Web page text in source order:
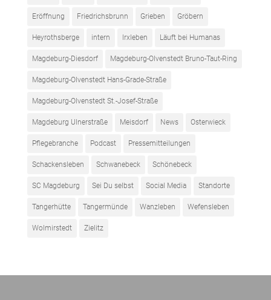
Eröffnung Friedrichsbrunn Grieben Gröbern
Heyrothsberge intern Irxleben Läuft bei Humanas
Magdeburg-Diesdorf Magdeburg-Olvenstedt Bruno-Taut-Ring
Magdeburg-Olvenstedt Hans-Grade-Straße
Magdeburg-Olvenstedt St.-Josef-Straße
Magdeburg Ulnerstraße Meisdorf News Osterwieck
Pflegebranche Podcast Pressemitteilungen
Schackensleben Schwanebeck Schönebeck
SC Magdeburg Sei Du selbst Social Media Standorte
Tangerhütte Tangermünde Wanzleben Wefensleben
Wolmirstedt Zielitz